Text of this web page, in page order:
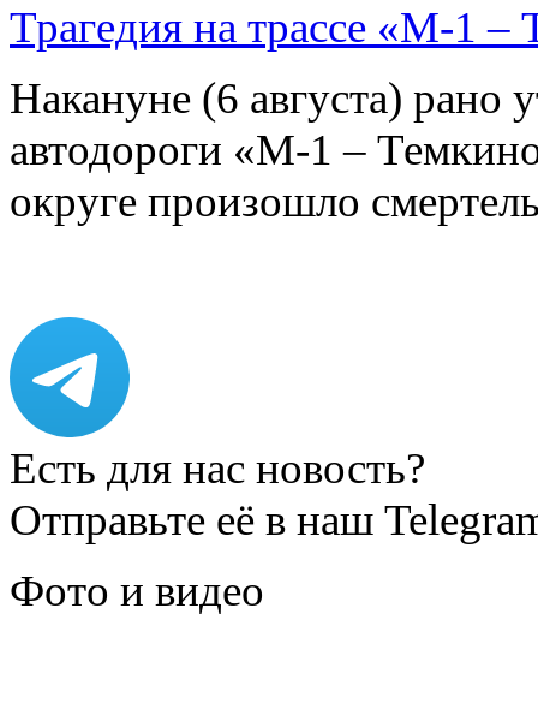
Трагедия на трассе «М-1 –
Накануне (6 августа) рано
автодороги «М-1 –
округе произошло
Есть для нас новость?
Отправьте её в наш
Фото и видео